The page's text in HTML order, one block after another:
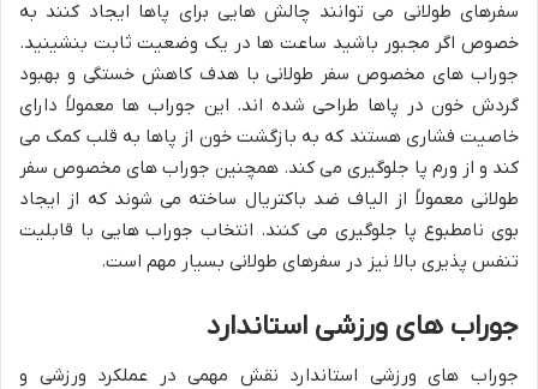
سفرهای طولانی می توانند چالش هایی برای پاها ایجاد کنند به
خصوص اگر مجبور باشید ساعت ها در یک وضعیت ثابت بنشینید.
جوراب های مخصوص سفر طولانی با هدف کاهش خستگی و بهبود
گردش خون در پاها طراحی شده اند. این جوراب ها معمولاً دارای
خاصیت فشاری هستند که به بازگشت خون از پاها به قلب کمک می
کند و از ورم پا جلوگیری می کند. همچنین جوراب های مخصوص سفر
طولانی معمولاً از الیاف ضد باکتریال ساخته می شوند که از ایجاد
بوی نامطبوع پا جلوگیری می کنند. انتخاب جوراب هایی با قابلیت
تنفس پذیری بالا نیز در سفرهای طولانی بسیار مهم است.
جوراب های ورزشی استاندارد
جوراب های ورزشی استاندارد نقش مهمی در عملکرد ورزشی و